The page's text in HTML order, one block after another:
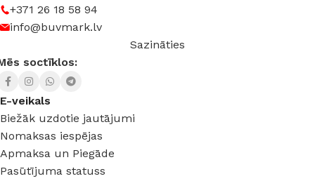
+371 26 18 58 94
info@buvmark.lv
Sazināties
soctīklos:
E-veikals
Biežāk uzdotie jautājumi
Nomaksas iespējas
Apmaksa un Piegāde
Pasūtījuma statuss